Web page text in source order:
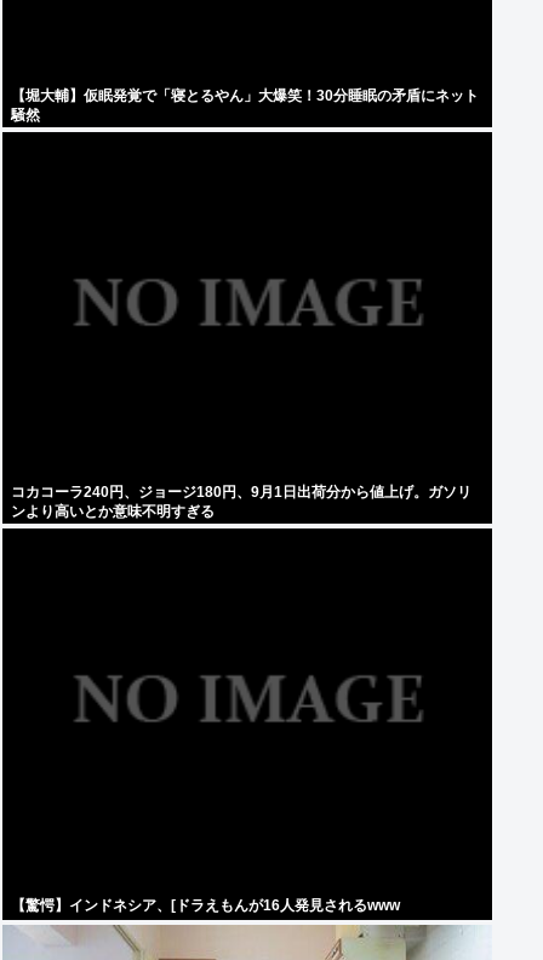
【堀大輔】仮眠発覚で「寝とるやん」大爆笑！30分睡眠の矛盾にネット
騒然
コカコーラ240円、ジョージ180円、9月1日出荷分から値上げ。ガソリ
ンより高いとか意味不明すぎる
【驚愕】インドネシア、[ドラえもんが16人発見されるwww